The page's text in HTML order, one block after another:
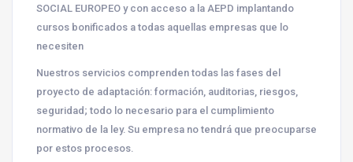
SOCIAL EUROPEO y con acceso a la AEPD implantando
cursos bonificados a todas aquellas empresas que lo
necesiten
Nuestros servicios comprenden todas las fases del
proyecto de adaptación: formación, auditorias, riesgos,
seguridad; todo lo necesario para el cumplimiento
normativo de la ley. Su empresa no tendrá que preocuparse
por estos procesos.